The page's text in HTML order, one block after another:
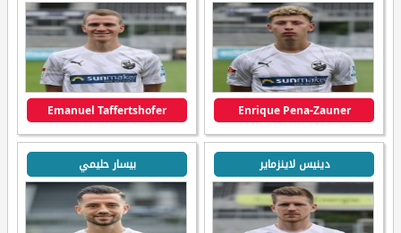
Enrique Pena-Zauner
Emanuel Taffertshofer
دينيس لاينزماير بيسار حليمي